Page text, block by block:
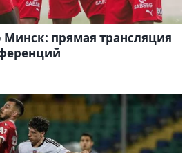
прямая трансляция